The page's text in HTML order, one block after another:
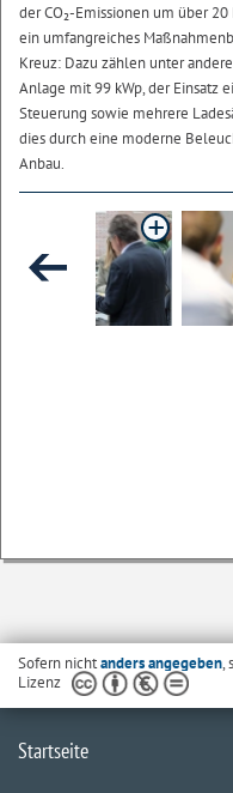
der CO₂-Emissionen um über
ein umfangreiches
Kreuz: Dazu zählen unter
Anlage mit 99 kWp, der
Steuerung sowie mehrere
dies durch eine moderne
Anbau.
Sofern nichtanders angegeben,
Lizenz
Startseite